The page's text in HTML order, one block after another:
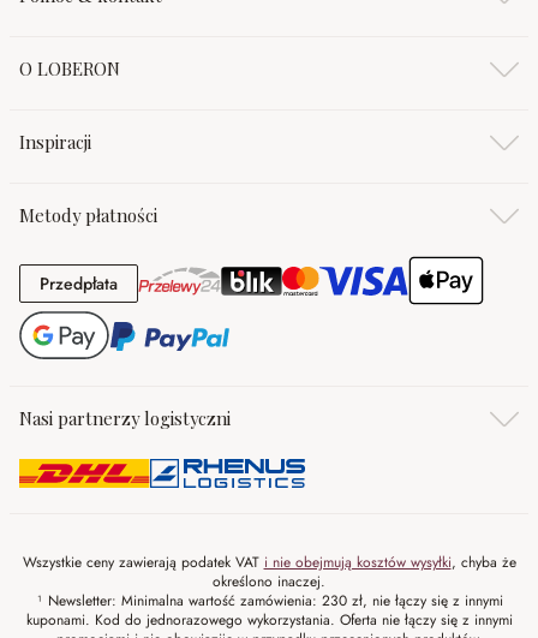
O LOBERON
Inspiracji
Metody płatności
PrzedpłataPrzedpłata
Nasi partnerzy logistyczni
Wszystkie ceny zawierają podatek VAT i nie obejmują kosztów wysyłki, chyba że
określono inaczej.
¹ Newsletter: Minimalna wartość zamówienia: 230 zł, nie łączy się z innymi
kuponami. Kod do jednorazowego wykorzystania. Oferta nie łączy się z innymi